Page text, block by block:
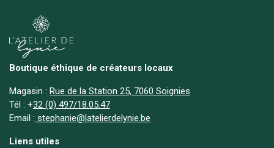
Boutique éthique de créateurs locaux
Magasin : Rue de la Station 25, 7060 Soignies
Tél : +32 (0) 497/18.05.47
Email : stephanie@latelierdelynie.be
Liens utiles